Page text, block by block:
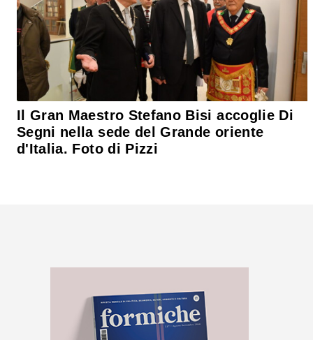
Il Gran Maestro Stefano Bisi accoglie Di
Segni nella sede del Grande oriente
d'Italia. Foto di Pizzi